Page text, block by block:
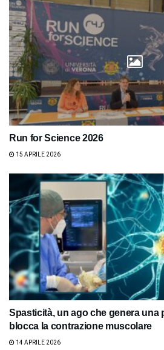
Run for Science 2026
15 APRILE 2026
Spasticità, un ago che genera una
blocca la contrazione muscolare
14 APRILE 2026